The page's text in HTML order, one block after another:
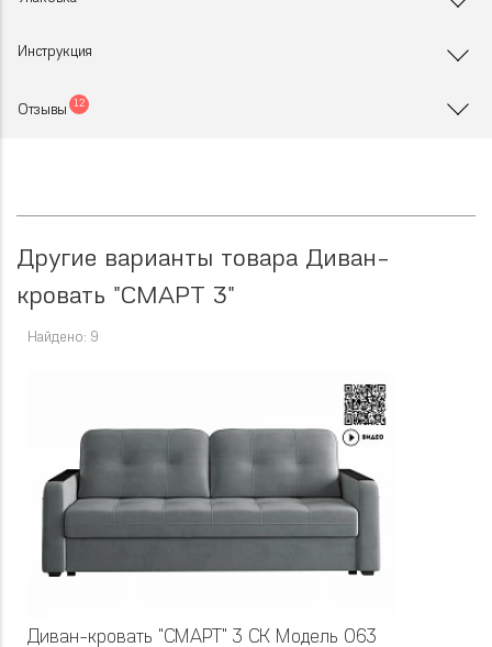
Инструкция
Отзывы 12
Другие варианты товара Диван-
кровать "СМАРТ 3"
Найдено: 9
Диван-кровать "СМАРТ" 3 СК Модель 063